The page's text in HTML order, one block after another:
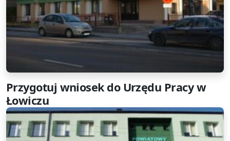
Przygotuj wniosek do Urzędu Pracy w
Łowiczu